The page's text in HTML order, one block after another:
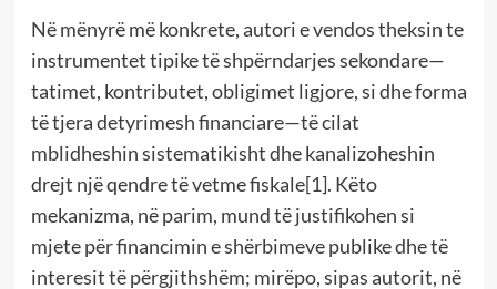
Në mënyrë më konkrete, autori e vendos theksin te
instrumentet tipike të shpërndarjes sekondare—
tatimet, kontributet, obligimet ligjore, si dhe forma
të tjera detyrimesh financiare—të cilat
mblidheshin sistematikisht dhe kanalizoheshin
drejt një qendre të vetme fiskale[1]. Këto
mekanizma, në parim, mund të justifikohen si
mjete për financimin e shërbimeve publike dhe të
interesit të përgjithshëm; mirëpo, sipas autorit, në